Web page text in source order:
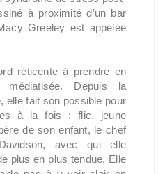
à proximité d’un bar
Greeley est appelée
réticente à prendre en
Depuis la
elle fait son possible pour
à la fois : flic, jeune
de son enfant, le chef
avec qui elle
plus en plus tendue. Elle